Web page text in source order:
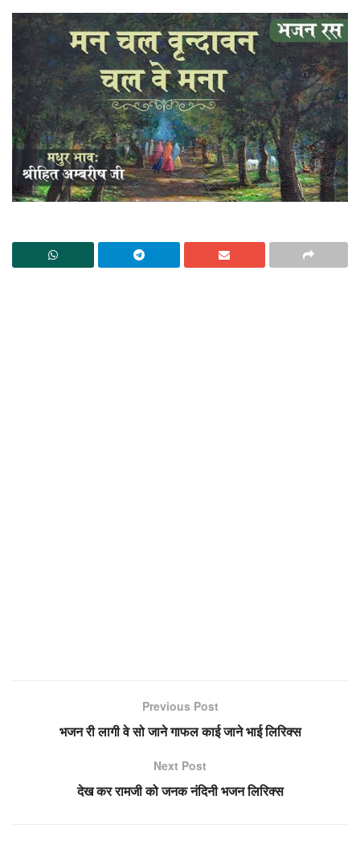
Previous Post
भजन री लागी वे सो जाने गाफल काई जाने भाई लिरिक्स
Next Post
देख कर रामजी को जनक नंदिनी भजन लिरिक्स